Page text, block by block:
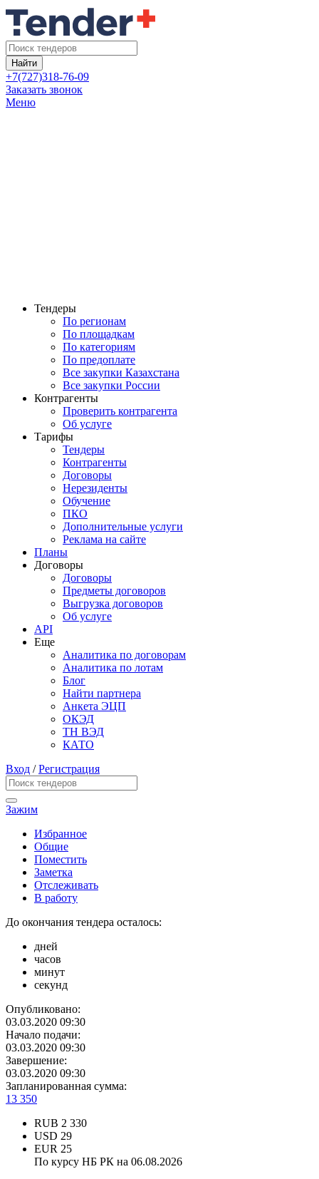
Найти
+7(727)318-76-09
Заказать звонок
Меню
Тендеры
По регионам
По площадкам
По категориям
По предоплате
Все закупки Казахстана
Все закупки России
Контрагенты
Проверить контрагента
Об услуге
Тарифы
Тендеры
Контрагенты
Договоры
Нерезиденты
Обучение
ПКО
Дополнительные услуги
Реклама на сайте
Планы
Договоры
Договоры
Предметы договоров
Выгрузка договоров
Об услуге
API
Еще
Аналитика по договорам
Аналитика по лотам
Блог
Найти партнера
Анкета ЭЦП
ОКЭД
ТН ВЭД
КАТО
Вход /Регистрация
Зажим
Избранное
Общие
Поместить
Заметка
Отслеживать
В работу
До окончания тендера осталось:
дней
часов
минут
секунд
Опубликовано:
03.03.2020 09:30
Начало подачи:
03.03.2020 09:30
Завершение:
03.03.2020 09:30
Запланированная сумма:
13 350
RUB 2 330
USD 29
EUR 25
По курсу НБ РК на 06.08.2026